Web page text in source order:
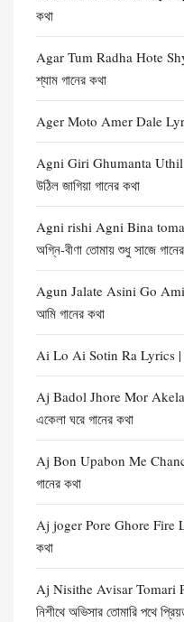
কথা
Agar Tum Radha Hote
শ্যাম গানের কথা
Ager Moto Amer Dale
Agni Giri Ghumanta Uthil
উঠিল জাগিয়া গানের কথা
Agni rishi Agni Bina
অগ্নি-বীণা তোমায় শুধু সাজে
Agun Jalate Asini Go Ami
আমি গানের কথা
Ai Lo Ai Sotin Ra Lyrics |
Aj Badol Jhore Mor Akela
একেলা ঘরে গানের কথা
Aj Bon Upabon Me
গানের কথা
Aj joger Pore Ghore Fire
কথা
Aj Nisithe Avisar Tomari
নিশীথে অভিসার তোমারি পথে